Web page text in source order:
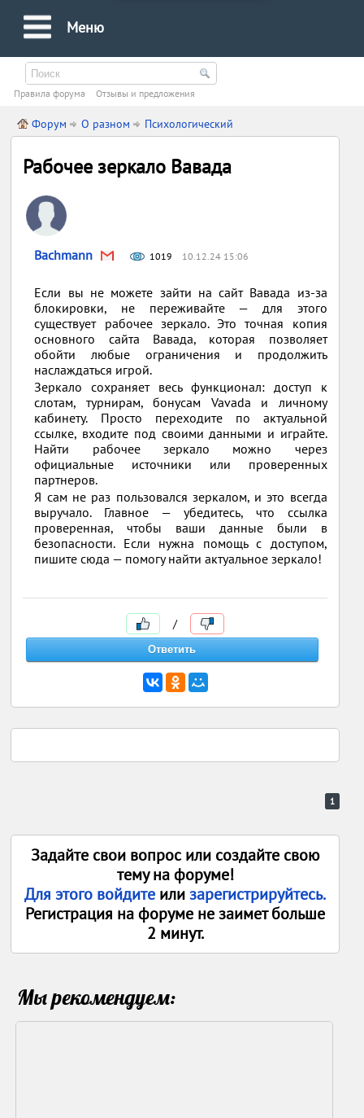
Меню
Правила форума Oтзывы и предложения
Форум О разном Психологический
Рабочее зеркало Вавада
Bachmann 1019 10.12.24 15:06
Если вы не можете зайти на сайт Вавада из-за
блокировки, не переживайте — для этого
существует рабочее зеркало. Это точная копия
основного сайта Вавада, которая позволяет
обойти любые ограничения и продолжить
наслаждаться игрой.
Зеркало сохраняет весь функционал: доступ к
слотам, турнирам, бонусам Vavada и личному
кабинету. Просто переходите по актуальной
ссылке, входите под своими данными и играйте.
Найти рабочее зеркало можно через
официальные источники или проверенных
партнеров.
Я сам не раз пользовался зеркалом, и это всегда
выручало. Главное — убедитесь, что ссылка
проверенная, чтобы ваши данные были в
безопасности. Если нужна помощь с доступом,
пишите сюда — помогу найти актуальное зеркало!
/
1
Задайте свои вопрос или создайте свою
тему на форуме!
Для этого войдите илизарегистрируйтесь.
Регистрация на форуме не заимет больше
2 минут.
Мы рекомендуем: